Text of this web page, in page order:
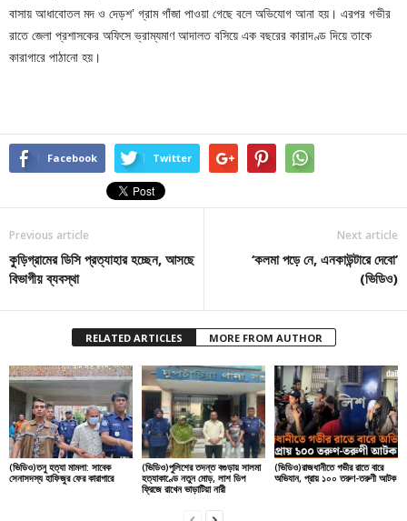
বাসায় আধাবোতল মদ ও দেড়শ’ গ্রাম গাঁজা পাওয়া গেছে বলে অভিযোগ আনা হয়। এরপর গভীর
রাতে জেলা প্রশাসকের অফিসে ভ্রাম্যমাণ আদালত বসিয়ে এক বছরের কারাদণ্ড দিয়ে তাকে
কারাগারে পাঠানো হয়।
Facebook Twitter
Previous article
কুড়িগ্রামের ডিসি প্রত্যাহার হচ্ছেন, আসছে
বিভাগীয় ব্যবস্থা
Next article
‘কলমা পড়ে নে, এনকাউন্টারে দেবো’
(ভিডিও)
RELATED ARTICLES MORE FROM AUTHOR
(ভিডিও)তনু হত্যা মামলা: সাবেক
সেনাসদস্য হাফিজুর ফের কারাগারে
(ভিডিও)পুলিশের তদন্ত বগুড়ায় সালমা
হত্যাকাণ্ডে নতুন মোড়, লাশ ডিপ
ফ্রিজে রাখেন ভাড়াটিয়া নারী
(ভিডিও)রাজধানীতে গভীর রাতে বারে
অভিযান, প্রায় ১০০ তরুণ-তরুণী আটক